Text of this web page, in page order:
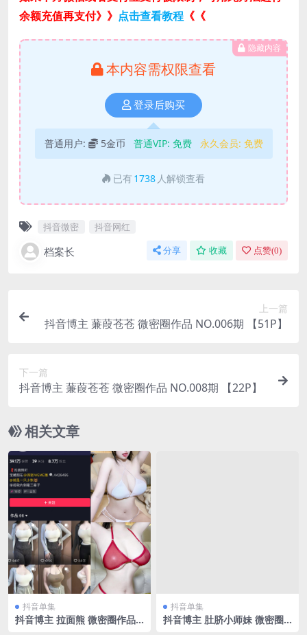
余额充值再支付》》 点击查看教程 《《
隐藏内容
本内容需权限查看
登录后购买
普通用户: 5金币 普通VIP: 免费 永久会员: 免费
已有 1738 人解锁查看
抖音微密 抖音网红
档案长 分享 收藏 点赞(0)
上一篇
抖音博主 蒹葭苍苍 微密圈作品 NO.006期 【51P】
下一篇
抖音博主 蒹葭苍苍 微密圈作品 NO.008期 【22P】
相关文章
抖音单集
抖音博主 拉面熊 微密圈作品
抖音单集
抖音博主 肚脐小师妹 微密圈